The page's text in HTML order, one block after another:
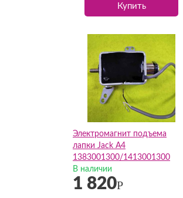
Купить
Электромагнит подъема
лапки Jack A4
1383001300/1413001300
В наличии
1 820Р